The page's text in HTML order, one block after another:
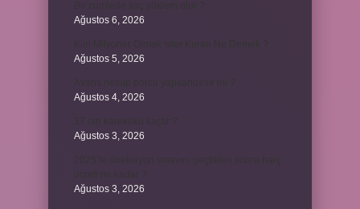
Ağustos 6, 2026
Ağustos 5, 2026
Ağustos 4, 2026
Ağustos 3, 2026
Ağustos 3, 2026